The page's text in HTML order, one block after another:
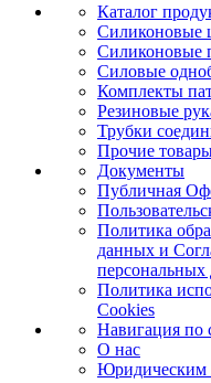
Каталог
Силиконовые
Силиконовые
Силовые
Комплекты
Резиновые
Трубки
Прочие
Документы
Публичная
Политика
данных и
Политика
Cookies
Навигация по
О нас
Юридическим